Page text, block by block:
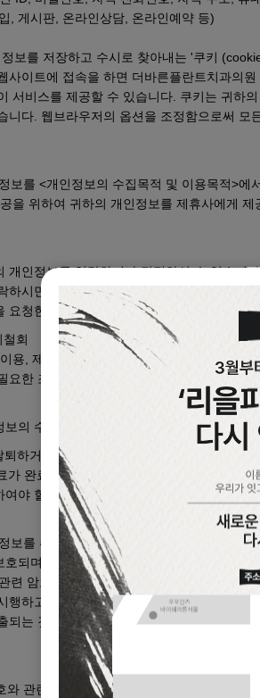
, 게시판, 온라인상담, 온라인예약 등)
보를 저장하고 수시로 찾아내는 '쿠키
사이트에 접속을 하면 더바른플란트치과의
서비스를 제공할 수 있습니다. 쿠키는 귀하
니다. 웹브라우저의 옵션을 조정함으로써
보를 <개인정보의 수집목적 및 이용목적>
을 위하여 귀하의 개인정보를 제휴사에게
개인정보를 열람하거나 정정하실 수 있습
시면 조치하여 드립니다.
청한 경우, 정정을 완료하기 전까지 당해 개
회
용, 제공에 대해 귀하께서 동의하신 내용을
한 조치를 하겠습니다.
의 수집목적 또는 제공받은 목적이 달성되
하거나 회원에서 제명된 때
가 완료된 때
야 할 필요가 있을 경우에는 귀하의 동의를
보를 취급함에 있어 개인정보가 분실, 도난,
되며, 파일 및 전송 데이터를 암호화하거
련 암호알고리즘을 이용하여 네트워크 상
행하고 있습니다.
되는 것을 방지하기 위해 외부로부터의 침
와 관련하여 귀하가 의견과 불만을 제기할